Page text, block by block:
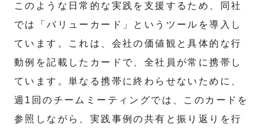
このような日常的な実践を支援するため、同社
では「バリューカード」というツールを導入し
ています。これは、会社の価値観と具体的な行
動例を記載したカードで、全社員が常に携帯し
ています。単なる携帯に終わらせないために、
週1回のチームミーティングでは、このカードを
参照しながら、実践事例の共有と振り返りを行